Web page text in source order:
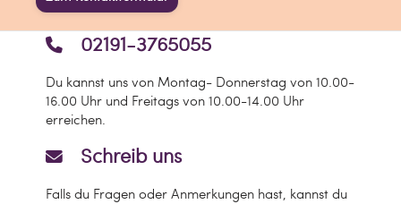
Schreib uns
Falls du Fragen oder Anmerkungen hast, kannst du
02191-3765055
Du kannst uns von Montag- Donnerstag von 10.00-
16.00 Uhr und Freitags von 10.00-14.00 Uhr
erreichen.